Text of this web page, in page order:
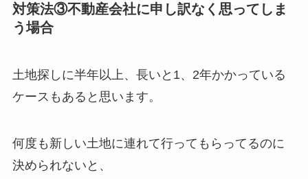
対策法③不動産会社に申し訳なく思ってしま
う場合
土地探しに半年以上、長いと1、2年かかっている
ケースもあると思います。
何度も新しい土地に連れて行ってもらってるのに
決められないと、